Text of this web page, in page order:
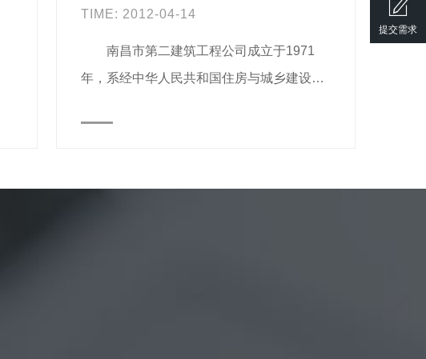
TIME: 2012-04-14
南昌市第二建筑工程公司成立于1971
年，系经中华人民共和国住房与城乡建设部
提交需求